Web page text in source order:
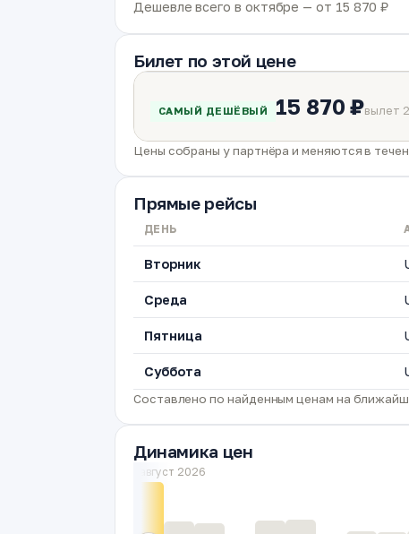
Дешевле всего в октябре — от 15 870 ₽
Билет по этой цене
САМЫЙ ДЕШЁВЫЙ 15 870 ₽вылет
Цены собраны у партнёра и меняются в
Прямые рейсы
ДЕНЬ
Вторник
Среда
Пятница
Суббота
Составлено по найденным ценам на
Динамика цен
август 2026